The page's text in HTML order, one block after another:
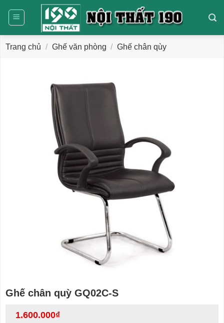
dung
Trang chủ / Ghế văn phòng / Ghế chân qùy
Ghế chân quỳ GQ02C-S
1.600.000₫